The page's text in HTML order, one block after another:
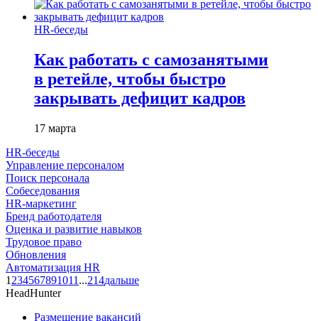
HR-беседы
Как работать с самозанятыми
в ретейле, чтобы быстро
закрывать дефицит кадров
17 марта
HR-беседы
Управление персоналом
Поиск персонала
Собеседования
HR-маркетинг
Бренд работодателя
Оценка и развитие навыков
Трудовое право
Обновления
Автоматизация HR
1 234567891011 ...214дальше
HeadHunter
Размещение вакансий